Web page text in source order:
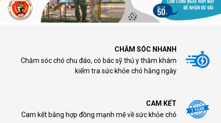
CHĂM SÓC NHANH
Chăm sóc chó chu đáo, có bác sỹ thú y thăm khám
kiểm tra sức khỏe chó hằng ngày
CAM KẾT
Cam kết bằng hợp đồng mạnh mẽ về sức khỏe chó